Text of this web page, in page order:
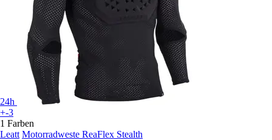
24h
+-3
1 Farben
Leatt Motorradweste ReaFlex Stealth